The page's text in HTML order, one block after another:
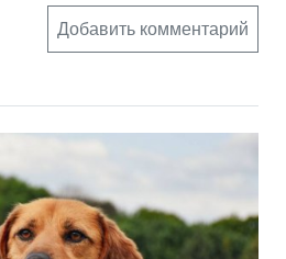
Добавить комментарий